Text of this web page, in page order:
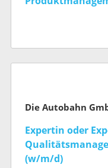
Die Autobahn
Expertin oder
(w/m/d)